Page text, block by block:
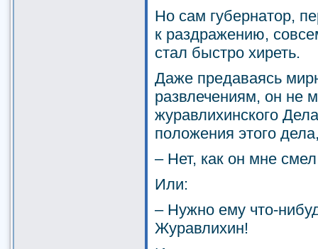
Но сам губернатор,
к раздражению,
стал быстро хиреть.
Даже предаваясь
развлечениям, он не
журавлихинского
положения этого
– Нет, как он мне
Или:
– Нужно ему что-
Журавлихин!